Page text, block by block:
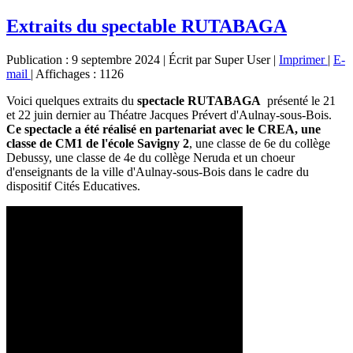
Extraits du spectable RUTABAGA
Publication : 9 septembre 2024 | Écrit par Super User| Imprimer | E-
mail | Affichages : 1126
Voici quelques extraits du spectacle RUTABAGA présenté le 21
et 22 juin dernier au Théatre Jacques Prévert d'Aulnay-sous-Bois.
Ce spectacle a été réalisé en partenariat avec le CREA, une
classe de CM1 de l'école Savigny 2, une classe de 6e du collège
Debussy, une classe de 4e du collège Neruda et un choeur
d'enseignants de la ville d'Aulnay-sous-Bois dans le cadre du
dispositif Cités Educatives.